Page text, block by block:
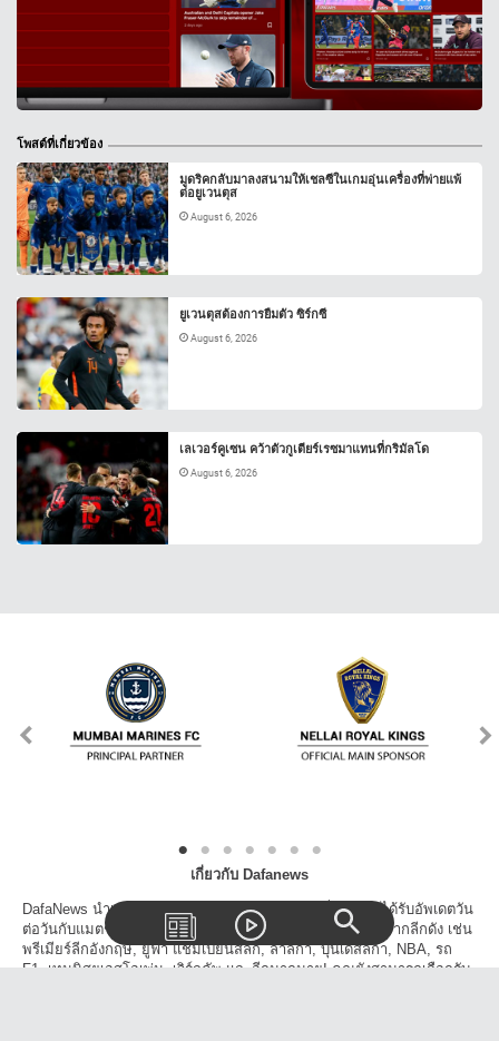
โพสต์ที่เกี่ยวข้อง
มูดริคกลับมาลงสนามให้เชลซีในเกมอุ่นเครื่องที่พ่ายแพ้
ต่อยูเวนตุส
August 6, 2026
ยูเวนตุสต้องการยืมตัว ซิร์กซี
August 6, 2026
เลเวอร์คูเซน คว้าตัวกูเตียร์เรซมาแทนที่กริมัลโด
August 6, 2026
เกี่ยวกับ Dafanews
DafaNews นำเสนอข่าวเด่นข่าวดังทุกวงการกีฬาเพื่อให้คุณได้รับอัพเดตวัน
ต่อวันกับแมตช์, สกอร์, ตารางแข่งขัน และเรื่องราวน่าสนใจจากลีกดัง เช่น
พรีเมียร์ลีกอังกฤษ, ยูฟ่า แชมเปี้ยนส์ลีก, ลาลีก้า, บุนเดสลีก้า, NBA, รถ
F1, เทนนิสยูเอสโอเพ่น, เวิร์ลคัพ และอีกมากมาย! คุณยังสามารถเลือกรับ